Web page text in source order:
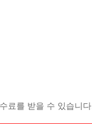
료를 받을 수 있습니다.